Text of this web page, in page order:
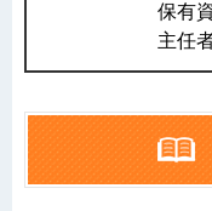
保有
主任